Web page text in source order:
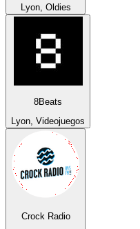
Lyon, Oldies
8Beats
Lyon, Videojuegos
Crock Radio